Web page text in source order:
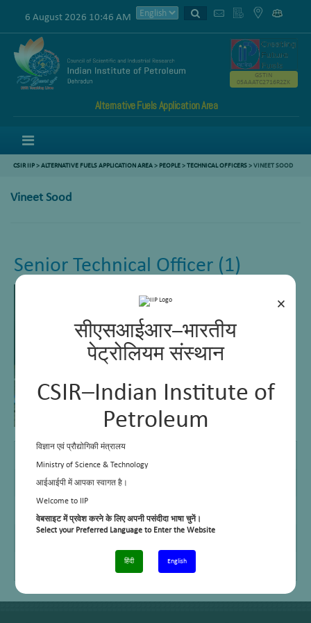
×
सीएसआईआर–भारतीय
पेट्रोलियम संस्थान
CSIR–Indian Institute of
Petroleum
विज्ञान एवं प्रौद्योगिकी मंत्रालय
Ministry of Science & Technology
आईआईपी में आपका स्वागत है।
Welcome to IIP
वेबसाइट में प्रवेश करने के लिए अपनी पसंदीदा भाषा चुनें।
Select your Preferred Language to Enter the Website
हिंदी English
6 August 2026 10:46 AM
Alternative Fuels Application Area
GSTIN
05AAATC2716R2ZK
CSIR IIP>ALTERNATIVE FUELS APPLICATION AREA> PEOPLE>TECHNICAL OFFICERS> VINEET SOOD
Vineet Sood
Senior Technical Officer (1)
B Tech 2009, Mechanical engineering, AMIE Calcutta
E Mail
Telephone No. +91 – 135 2525935
+91 – 9897276712